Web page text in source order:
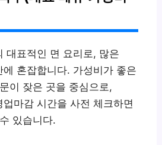
대표적인 면 요리로, 많은
혼잡합니다. 가성비가 좋은
이 잦은 곳을 중심으로,
마감 시간을 사전 체크하면
있습니다.